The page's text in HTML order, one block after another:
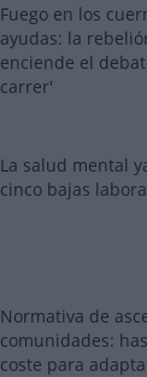
Fuego en los
ayudas: la
enciende el
carrer'
La salud mental
cinco bajas
Normativa de
comunidades:
coste para